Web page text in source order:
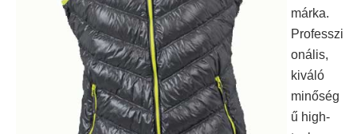
márka.
Professzi
onális,
kiváló
minőség
ű high-